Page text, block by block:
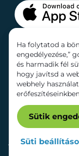
Adatkezelési tájékoztató
Ha folytatod a
engedélyezése,”
és harmadik fél
hogy javítsd a
webhely
Sütik
Süti